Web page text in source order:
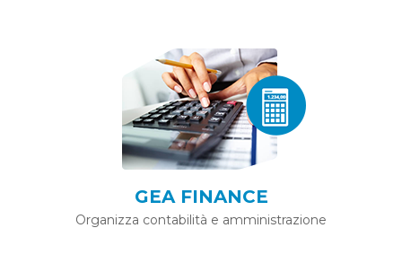
GEA FINANCE
Organizza contabilità e amministrazione